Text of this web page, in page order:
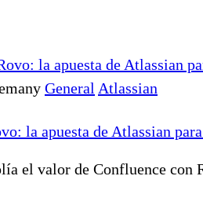
General Atlassian
la apuesta de Atlassian
el valor de Confluence con